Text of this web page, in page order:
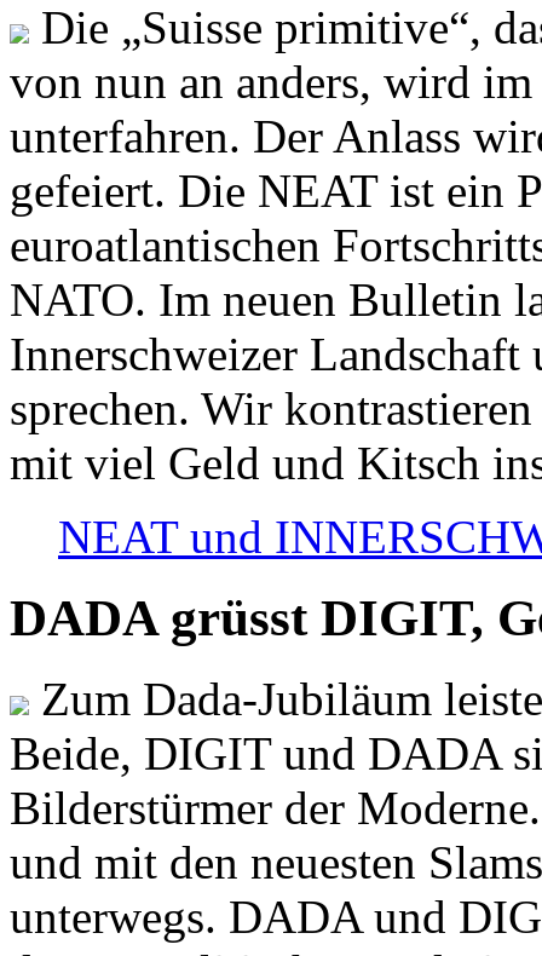
Die „Suisse primitive“,
von nun an anders, wird
unterfahren. Der Anlass
gefeiert. Die NEAT ist ein
euroatlantischen
NATO. Im neuen Bulletin
Innerschweizer
sprechen. Wir
mit viel Geld und Kitsch
NEAT und
DADA grüsst DIGIT,
Zum Dada-Jubiläum
Beide, DIGIT und DADA
Bilderstürmer der
und mit den neuesten
unterwegs. DADA und